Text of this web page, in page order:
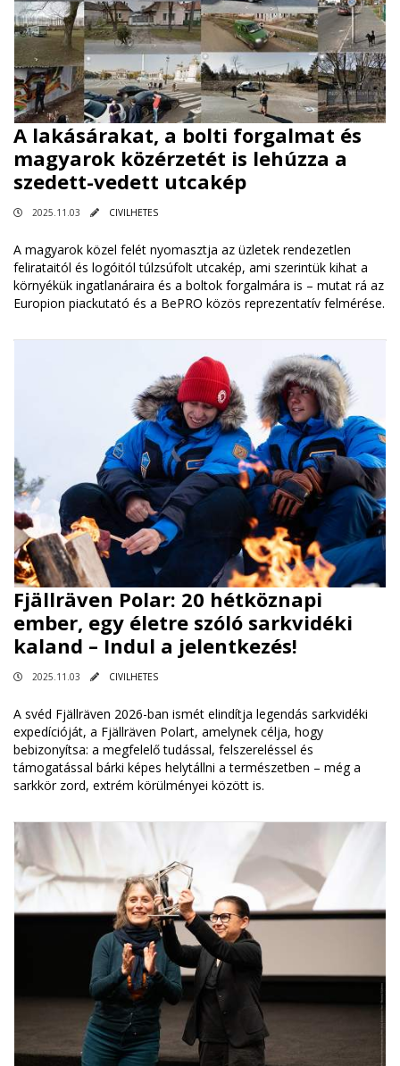
A lakásárakat, a bolti forgalmat és
magyarok közérzetét is lehúzza a
szedett-vedett utcakép
2025.11.03 CIVILHETES
A magyarok közel felét nyomasztja az üzletek rendezetlen
felirataitól és logóitól túlzsúfolt utcakép, ami szerintük kihat a
környékük ingatlanáraira és a boltok forgalmára is – mutat rá az
Europion piackutató és a BePRO közös reprezentatív felmérése.
Fjällräven Polar: 20 hétköznapi
ember, egy életre szóló sarkvidéki
kaland – Indul a jelentkezés!
2025.11.03 CIVILHETES
A svéd Fjällräven 2026-ban ismét elindítja legendás sarkvidéki
expedícióját, a Fjällräven Polart, amelynek célja, hogy
bebizonyítsa: a megfelelő tudással, felszereléssel és
támogatással bárki képes helytállni a természetben – még a
sarkkör zord, extrém körülményei között is.